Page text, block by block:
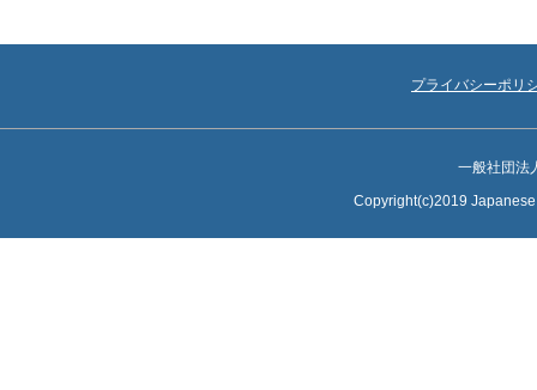
プライバシーポリ
一般社団法
Copyright(c)2019